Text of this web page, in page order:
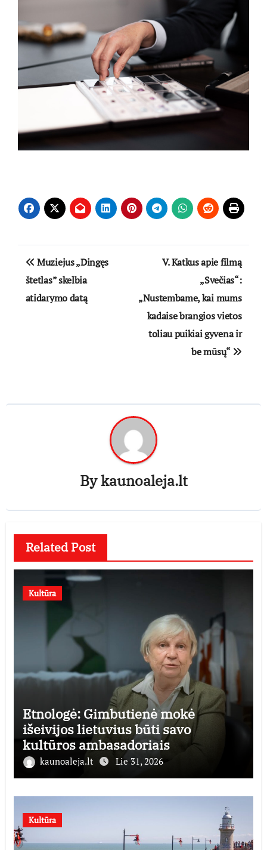
Navigacija
tarp
įrašų
Muziejus „Dingęs
štetlas” skelbia
atidarymo datą
V. Katkus apie filmą
„Svečias“:
„Nustembame, kai mums
kadaise brangios vietos
toliau puikiai gyvena ir
be mūsų“
Bykaunoaleja.lt
Related Post
Kultūra
Etnologė: Gimbutienė mokė
išeivijos lietuvius būti savo
kultūros ambasadoriais
kaunoaleja.lt Lie 31, 2026
Kultūra